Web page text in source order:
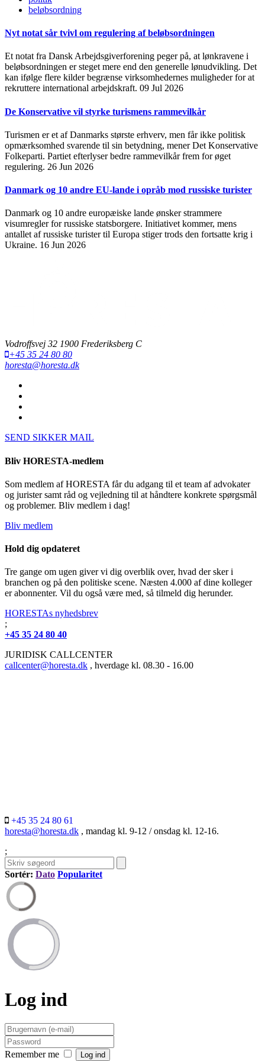
beløbsordning
Nyt notat sår tvivl om regulering af beløbsordningen
Et notat fra Dansk Arbejdsgiverforening peger på, at lønkravene i
beløbsordningen er steget mere end den generelle lønudvikling. Det
kan ifølge flere kilder begrænse virksomhedernes muligheder for at
rekruttere international arbejdskraft. 09 Jul 2026
De Konservative vil styrke turismens rammevilkår
Turismen er et af Danmarks største erhverv, men får ikke politisk
opmærksomhed svarende til sin betydning, mener Det Konservative
Folkeparti. Partiet efterlyser bedre rammevilkår frem for øget
regulering. 26 Jun 2026
Danmark og 10 andre EU-lande i opråb mod russiske turister
Danmark og 10 andre europæiske lande ønsker strammere
visumregler for russiske statsborgere. Initiativet kommer, mens
antallet af russiske turister til Europa stiger trods den fortsatte krig i
Ukraine. 16 Jun 2026
Vodroffsvej 32 1900 Frederiksberg C
+45 35 24 80 80
horesta@horesta.dk
SEND SIKKER MAIL
Bliv HORESTA-medlem
Som medlem af HORESTA får du adgang til et team af advokater
og jurister samt råd og vejledning til at håndtere konkrete spørgsmål
og problemer. Bliv medlem i dag!
Bliv medlem
Hold dig opdateret
Tre gange om ugen giver vi dig overblik over, hvad der sker i
branchen og på den politiske scene. Næsten 4.000 af dine kolleger
er abonnenter. Vil du også være med, så tilmeld dig herunder.
HORESTAs nyhedsbrev
;
+45 35 24 80 40
JURIDISK CALLCENTER
callcenter@horesta.dk , hverdage kl. 08.30 - 16.00
+45 35 24 80 61
horesta@horesta.dk , mandag kl. 9-12 / onsdag kl. 12-16.
;
Sortér: Dato Popularitet
Log ind
Remember me